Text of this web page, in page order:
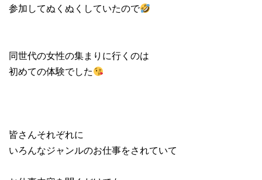
参加してぬくぬくしていたので
同世代の女性の集まりに行くのは
初めての体験でした
皆さんそれぞれに
いろんなジャンルのお仕事をされていて